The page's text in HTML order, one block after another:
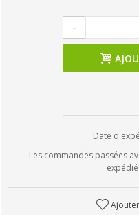
-
Date
Les commandes passées